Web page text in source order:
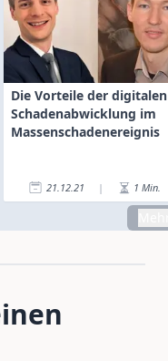
Die Vorteile der digitalen
Schadenabwicklung im
Massenschadenereignis
21.12.21 | 1 Min.